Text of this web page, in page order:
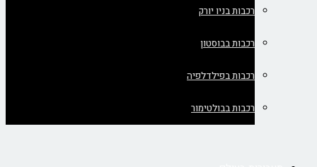
רכבות בניו יורק
רכבות בבוסטון
רכבות בפילדלפיה
רכבות בבולטימור